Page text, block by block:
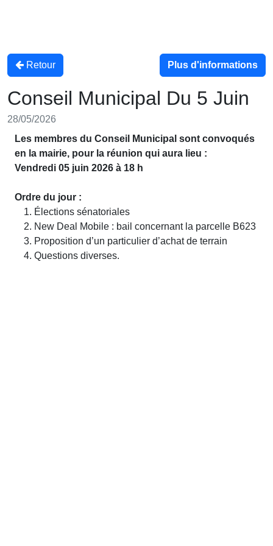
Retour Plus d'informations
Conseil Municipal Du 5 Juin
28/05/2026
Les membres du Conseil Municipal sont convoqués
en la mairie, pour la réunion qui aura lieu :
Vendredi 05 juin 2026 à 18 h
Ordre du jour :
Élections sénatoriales
New Deal Mobile : bail concernant la parcelle B623
Proposition d’un particulier d’achat de terrain
Questions diverses.